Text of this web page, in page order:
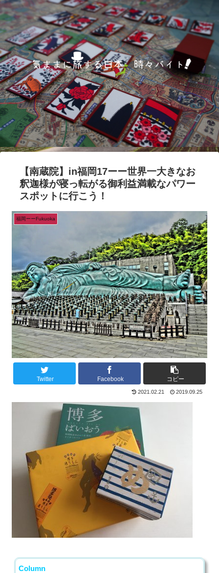
【南蔵院】in福岡17ーー世界一大きなお
釈迦様が寝っ転がる御利益満載なパワー
スポットに行こう！
福岡ーーFukuoka
Twitter Facebook コピー
2021.02.21 2019.09.25
Column